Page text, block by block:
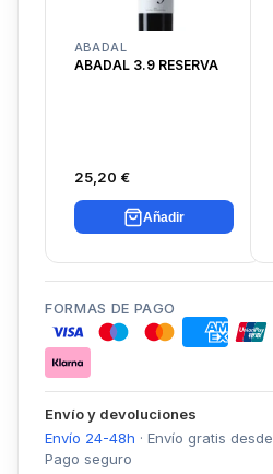
ABADAL
ABADAL 3.9 RESERVA
25,20 €
Añadir
FORMAS DE PAGO
Envío y devoluciones
Envío 24-48h · Envío gratis desde
Pago seguro